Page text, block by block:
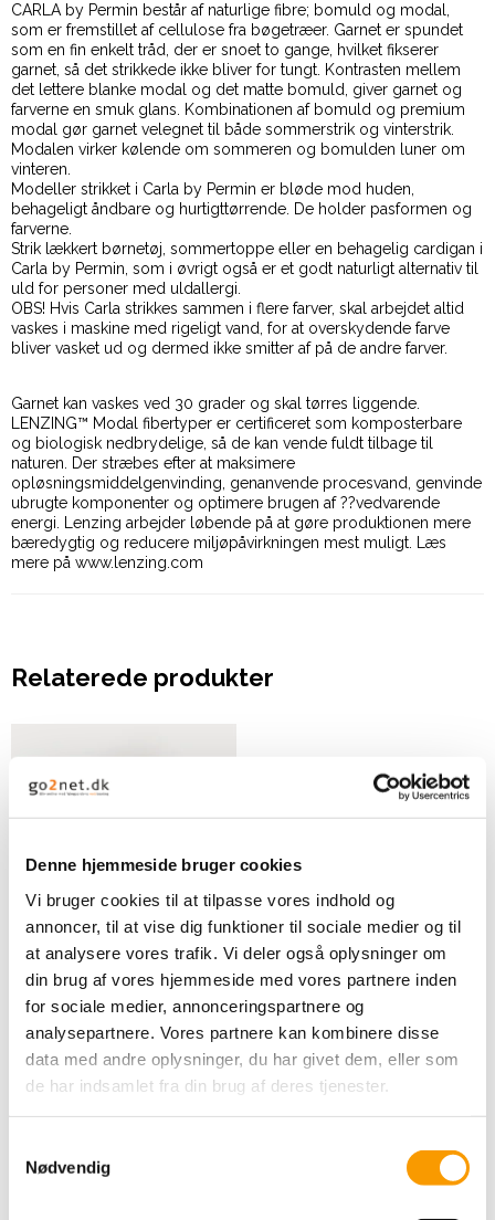
Denne hjemmeside bruger cookies
Vi bruger cookies til at tilpasse vores indhold og
annoncer, til at vise dig funktioner til sociale medier og til
at analysere vores trafik. Vi deler også oplysninger om
din brug af vores hjemmeside med vores partnere inden
for sociale medier, annonceringspartnere og
analysepartnere. Vores partnere kan kombinere disse
data med andre oplysninger, du har givet dem, eller som
de har indsamlet fra din brug af deres tjenester.
Nødvendig
CARLA by Permin består af naturlige fibre; bomuld og modal,
som er fremstillet af cellulose fra bøgetræer. Garnet er spundet
som en fin enkelt tråd, der er snoet to gange, hvilket fikserer
garnet, så det strikkede ikke bliver for tungt. Kontrasten mellem
det lettere blanke modal og det matte bomuld, giver garnet og
farverne en smuk glans. Kombinationen af bomuld og premium
modal gør garnet velegnet til både sommerstrik og vinterstrik.
Modalen virker kølende om sommeren og bomulden luner om
vinteren.
Modeller strikket i Carla by Permin er bløde mod huden,
behageligt åndbare og hurtigttørrende. De holder pasformen og
farverne.
Strik lækkert børnetøj, sommertoppe eller en behagelig cardigan i
Carla by Permin, som i øvrigt også er et godt naturligt alternativ til
uld for personer med uldallergi.
OBS! Hvis Carla strikkes sammen i flere farver, skal arbejdet altid
vaskes i maskine med rigeligt vand, for at overskydende farve
bliver vasket ud og dermed ikke smitter af på de andre farver.
Garnet kan vaskes ved 30 grader og skal tørres liggende.
LENZING™ Modal fibertyper er certificeret som komposterbare
og biologisk nedbrydelige, så de kan vende fuldt tilbage til
naturen. Der stræbes efter at maksimere
opløsningsmiddelgenvinding, genanvende procesvand, genvinde
ubrugte komponenter og optimere brugen af ??vedvarende
energi. Lenzing arbejder løbende på at gøre produktionen mere
bæredygtig og reducere miljøpåvirkningen mest muligt. Læs
mere på www.lenzing.com
Relaterede produkter
By Permin Scarlet -
Hvid
49,00 DKK